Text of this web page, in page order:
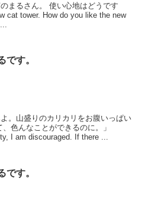
まるさん。 使い心地はどうです
cat tower. How do you like the new
です。
。山盛りのカリカリをお腹いっぱい
色んなことができるのに。」
I am discouraged. If there ...
です。